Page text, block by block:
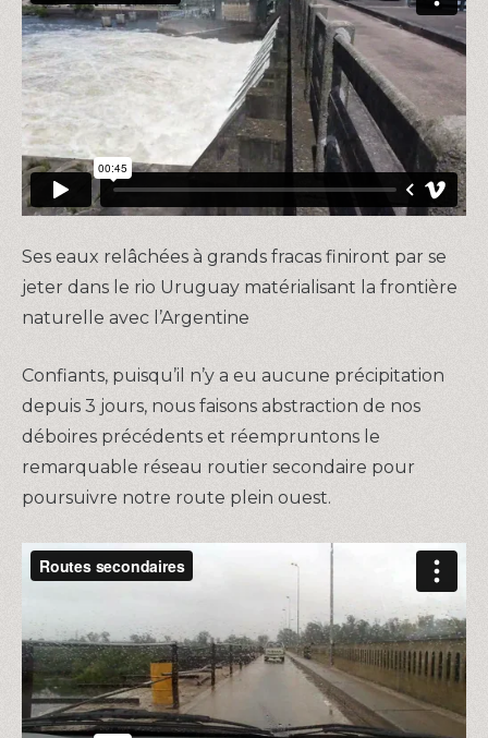
Ses eaux relâchées à grands fracas finiront par se
jeter dans le rio Uruguay matérialisant la frontière
naturelle avec l’Argentine
Confiants, puisqu’il n’y a eu aucune précipitation
depuis 3 jours, nous faisons abstraction de nos
déboires précédents et réempruntons le
remarquable réseau routier secondaire pour
poursuivre notre route plein ouest.